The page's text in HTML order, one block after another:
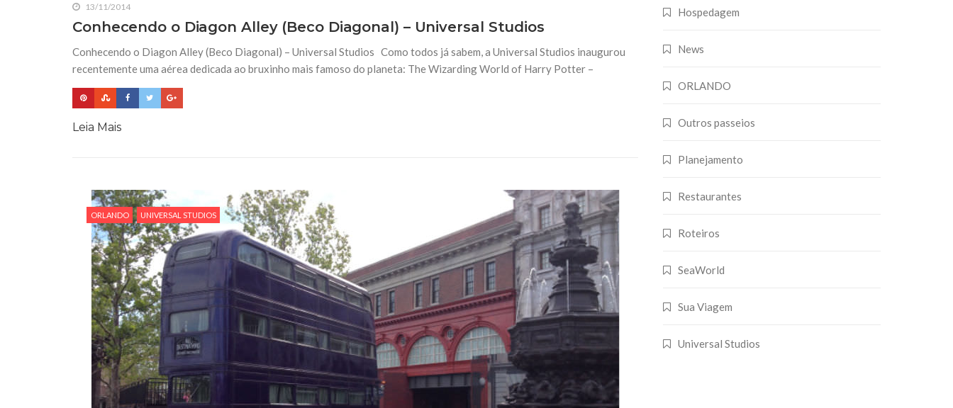
13/11/2014
Conhecendo o Diagon Alley (Beco Diagonal) – Universal Studios
Conhecendo o Diagon Alley (Beco Diagonal) – Universal Studios Como todos já sabem, a Universal Studios inaugurou
recentemente uma aérea dedicada ao bruxinho mais famoso do planeta: The Wizarding World of Harry Potter –
Leia Mais
ORLANDO UNIVERSAL STUDIOS
Hospedagem
News
ORLANDO
Outros passeios
Planejamento
Restaurantes
Roteiros
SeaWorld
Sua Viagem
Universal Studios